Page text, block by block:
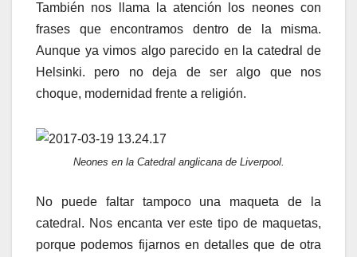
También nos llama la atención los neones con
frases que encontramos dentro de la misma.
Aunque ya vimos algo parecido en la catedral de
Helsinki. pero no deja de ser algo que nos
choque, modernidad frente a religión.
Neones en la Catedral anglicana de Liverpool.
No puede faltar tampoco una maqueta de la
catedral. Nos encanta ver este tipo de maquetas,
porque podemos fijarnos en detalles que de otra